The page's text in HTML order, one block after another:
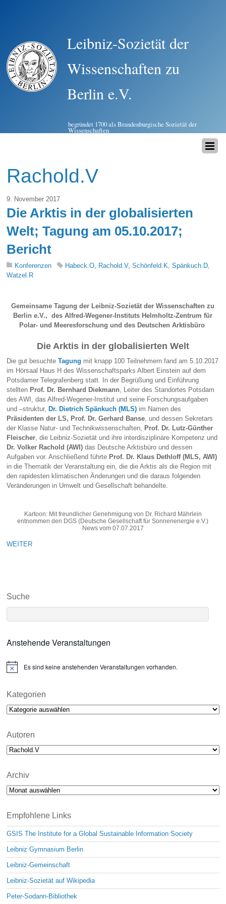
Leibniz-Sozietät der
Wissenschaften zu
Berlin e.V.
begründet 1700 als Brandenburgische Sozietät der
Wissenschaften
Rachold.V
9. November 2017
Die Arktis in der globalisierten
Welt; Tagung am 05.10.2017;
Bericht
Konferenzen Habeck.O, Rachold.V,Schönfeld.K,Spänkuch.D,
Watzel.R
Gemeinsame Tagung der Leibniz-Sozietät der Wissenschaften zu
Berlin e.V., des Alfred-Wegener-Instituts Helmholtz-Zentrum für
Polar- und Meeresforschung und des Deutschen Arktisbüro
Die Arktis in der globalisierten Welt
Die gut besuchteTagung mit knapp 100 Teilnehmern fand am 5.10.2017
im Hörsaal Haus H des Wissenschaftsparks Albert Einstein auf dem
Potsdamer Telegrafenberg statt. In der Begrüßung und Einführung
stellten Prof. Dr. Bernhard Diekmann , Leiter des Standortes Potsdam
des AWI, das Alfred-Wegener-Institut und seine Forschungsaufgaben
und –struktur, Dr. Dietrich Spänkuch (MLS) im Namen des
Präsidenten der LS, Prof. Dr. Gerhard Banse , und dessen Sekretars
der Klasse Natur- und Technikwissenschaften,
Prof. Dr. Lutz-Günther
Fleischer , die Leibniz-Sozietät und ihre interdisziplinäre Kompetenz und
Dr. Volker Rachold (AWI) das Deutsche Arktisbüro und dessen
Aufgaben vor. Anschließend führte Prof. Dr. Klaus Dethloff (MLS, AWI)
in die Thematik der Veranstaltung ein, die die Arktis als die Region mit
den rapidesten klimatischen Änderungen und die daraus folgenden
Veränderungen in Umwelt und Gesellschaft behandelte.
Kartoon: Mit freundlicher Genehmigung von Dr. Richard Mährlein
entnommen den DGS (Deutsche Gesellschaft für Sonnenenergie e.V.)
News vom 07.07.2017
WEITER
Suche
Anstehende Veranstaltungen
N
i
e
Es sind keine anstehenden Veranstaltungen vorhanden.
Kategorien
Kategorien
Autoren
Archiv
Archiv
Empfohlene Links
GSIS The Institute for a Global Sustainable Information Society
Leibniz Gymnasium Berlin
Leibniz-Gemeinschaft
Leibniz-Sozietät auf Wikipedia
Peter-Sodann-Bibliothek